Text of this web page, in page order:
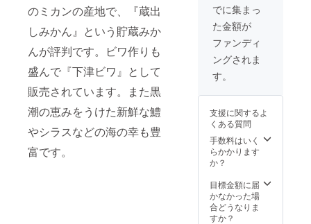
のミカンの産地で、『蔵出
しみかん』という貯蔵みか
んが評判です。ビワ作りも
盛んで『下津ビワ』として
販売されています。また黒
潮の恵みをうけた新鮮な鱧
やシラスなどの海の幸も豊
富です。
でに集まっ
た金額が
ファンディ
ングされま
す。
支援に関するよ
くある質問
手数料はいく
らかかります
か？
目標金額に届
かなかった場
合どうなりま
すか？